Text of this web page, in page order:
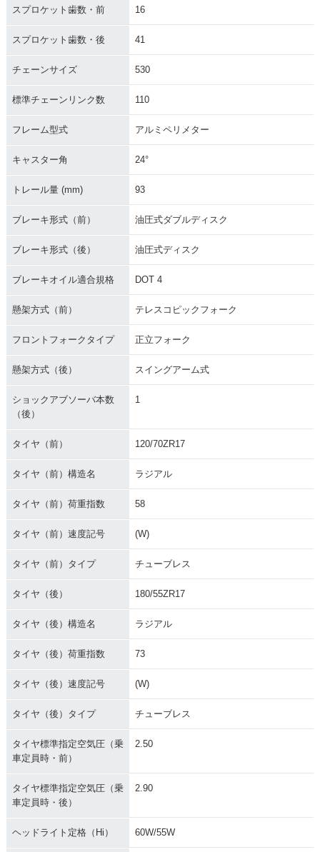
スプロケット歯数・前 16
スプロケット歯数・後 41
チェーンサイズ 530
標準チェーンリンク数 110
フレーム型式 アルミペリメター
キャスター角 24°
トレール量 (mm) 93
ブレーキ形式（前） 油圧式ダブルディスク
ブレーキ形式（後） 油圧式ディスク
ブレーキオイル適合規格 DOT 4
懸架方式（前） テレスコピックフォーク
フロントフォークタイプ 正立フォーク
懸架方式（後） スイングアーム式
ショックアブソーバ本数
（後）
1
タイヤ（前） 120/70ZR17
タイヤ（前）構造名 ラジアル
タイヤ（前）荷重指数 58
タイヤ（前）速度記号 (W)
タイヤ（前）タイプ チューブレス
タイヤ（後） 180/55ZR17
タイヤ（後）構造名 ラジアル
タイヤ（後）荷重指数 73
タイヤ（後）速度記号 (W)
タイヤ（後）タイプ チューブレス
タイヤ標準指定空気圧（乗
車定員時・前）
2.50
タイヤ標準指定空気圧（乗
車定員時・後）
2.90
ヘッドライト定格（Hi） 60W/55W